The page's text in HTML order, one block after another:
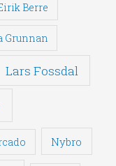
Berre
Grunnan
Lars Fossdal
Nybro